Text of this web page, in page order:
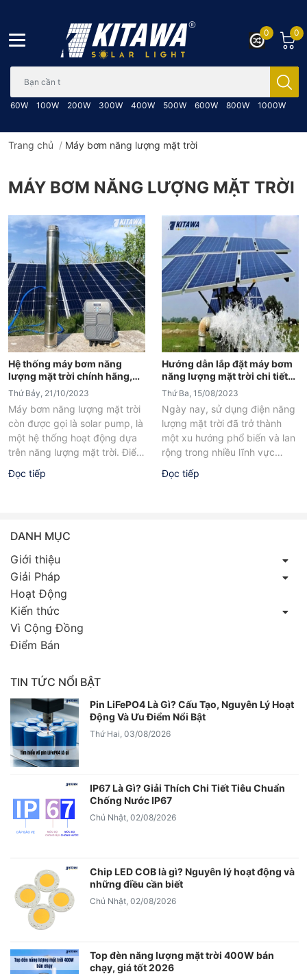
60W 100W 200W 300W 400W 500W 600W 800W 1000W
0
0
Trang chủ / Máy bơm năng lượng mặt trời
MÁY BƠM NĂNG LƯỢNG MẶT TRỜI
Hệ thống máy bơm năng
lượng mặt trời chính hãng,
giá tốt
Thứ Bảy, 21/10/2023
Máy bơm năng lượng mặt trời
còn được gọi là solar pump, là
một hệ thống hoạt động dựa
trên năng lượng mặt trời. Điểm
Đọc tiếp
Hướng dẫn lắp đặt máy bơm
năng lượng mặt trời chi tiết
nhất
Thứ Ba, 15/08/2023
Ngày nay, sử dụng điện năng
lượng mặt trời đã trở thành
một xu hướng phổ biến và lan
rộng trong nhiều lĩnh vực
khác nhau,...
Đọc tiếp
DANH MỤC
Giới thiệu
Giải Pháp
Hoạt Động
Kiến thức
Vì Cộng Đồng
Điểm Bán
TIN TỨC NỔI BẬT
Pin LiFePO4 Là Gì? Cấu Tạo, Nguyên Lý Hoạt
Động Và Ưu Điểm Nổi Bật
Thứ Hai, 03/08/2026
IP67 Là Gì? Giải Thích Chi Tiết Tiêu Chuẩn
Chống Nước IP67
Chủ Nhật, 02/08/2026
Chip LED COB là gì? Nguyên lý hoạt động và
những điều cần biết
Chủ Nhật, 02/08/2026
Top đèn năng lượng mặt trời 400W bán
chạy, giá tốt 2026